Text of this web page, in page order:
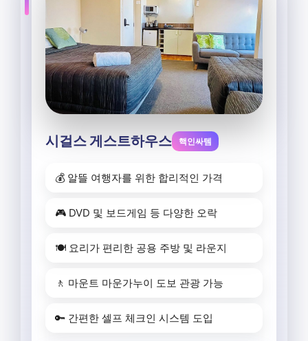
시걸스 게스트하우스 핵인싸템
💰 알뜰 여행자를 위한 합리적인 가격
🎮 DVD 및 보드게임 등 다양한 오락
🍽️ 요리가 편리한 공용 주방 및 라운지
🚶 마운트 마운가누이 도보 관광 가능
🔑 간편한 셀프 체크인 시스템 도입